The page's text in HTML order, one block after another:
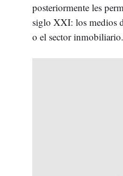
posteriormente les
siglo XXI: los medios
o el sector inmobiliario.